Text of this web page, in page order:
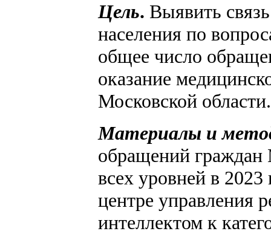
Цель. Выявить
населения по
общее число
оказание
Московской области.
Материалы и
обращений граждан
всех уровней в
центре управления
интеллектом к